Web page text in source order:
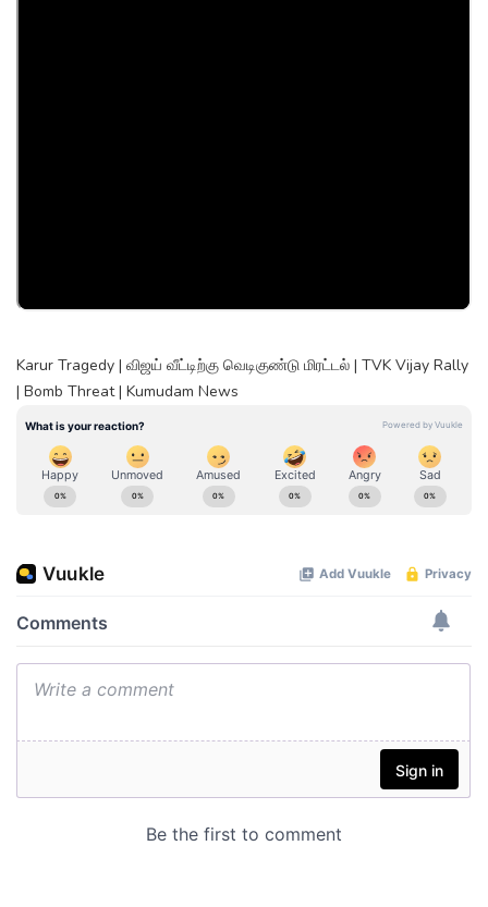
Karur Tragedy | விஜய் வீட்டிற்கு வெடிகுண்டு மிரட்டல் | TVK Vijay Rally
| Bomb Threat | Kumudam News